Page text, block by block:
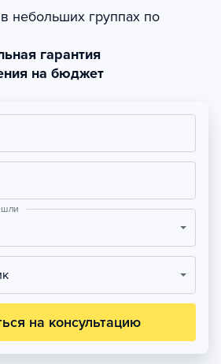
небольших группах по
гарантия
на бюджет
на консультацию